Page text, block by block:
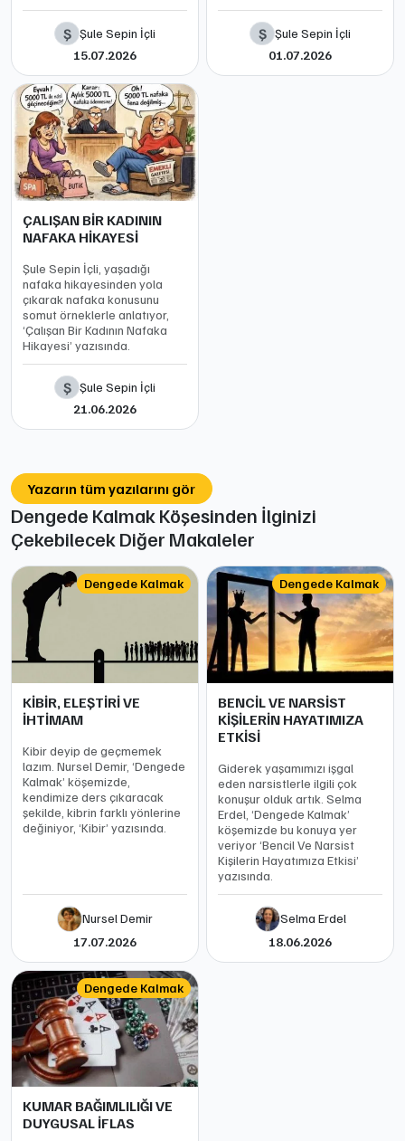
Ş Şule Sepin İçli
15.07.2026
Ş Şule Sepin İçli
01.07.2026
ÇALIŞAN BİR KADININ
NAFAKA HİKAYESİ
Şule Sepin İçli, yaşadığı
nafaka hikayesinden yola
çıkarak nafaka konusunu
somut örneklerle anlatıyor,
‘Çalışan Bir Kadının Nafaka
Hikayesi’ yazısında.
Ş Şule Sepin İçli
21.06.2026
Yazarın tüm yazılarını gör
Dengede Kalmak Köşesinden İlginizi
Çekebilecek Diğer Makaleler
Dengede Kalmak
KİBİR, ELEŞTİRİ VE
İHTİMAM
Kibir deyip de geçmemek
lazım. Nursel Demir, ‘Dengede
Kalmak’ köşemizde,
kendimize ders çıkaracak
şekilde, kibrin farklı yönlerine
değiniyor, ‘Kibir’ yazısında.
Nursel Demir
17.07.2026
Dengede Kalmak
BENCİL VE NARSİST
KİŞİLERİN HAYATIMIZA
ETKİSİ
Giderek yaşamımızı işgal
eden narsistlerle ilgili çok
konuşur olduk artık. Selma
Erdel, ‘Dengede Kalmak’
köşemizde bu konuya yer
veriyor ‘Bencil Ve Narsist
Kişilerin Hayatımıza Etkisi’
yazısında.
Selma Erdel
18.06.2026
Dengede Kalmak
KUMAR BAĞIMLILIĞI VE
DUYGUSAL İFLAS